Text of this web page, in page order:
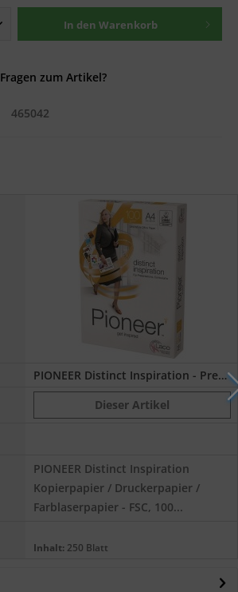
In den Warenkorb
Fragen zum Artikel?
465042
PIONEER Distinct Inspiration - Premium...
Dieser Artikel
PIONEER Distinct Inspiration
Kopierpapier / Druckerpapier /
Farblaserpapier - FSC, 100...
Inhalt: 250 Blatt